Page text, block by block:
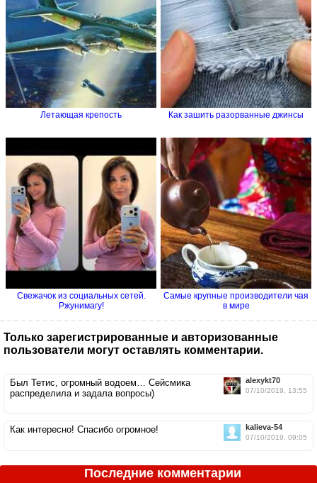
Летающая крепость Как зашить разорванные джинсы
Свежачок из социальных сетей.
Ржунимагу!
Самые крупные производители чая
в мире
Только зарегистрированные и авторизованные
пользователи могут оставлять комментарии.
alexykt70
07/10/2019, 13:55
Был Тетис, огромный водоем… Сейсмика
распределила и задала вопросы)
kalieva-54
07/10/2019, 09:05
Как интересно! Спасибо огромное!
Последние комментарии